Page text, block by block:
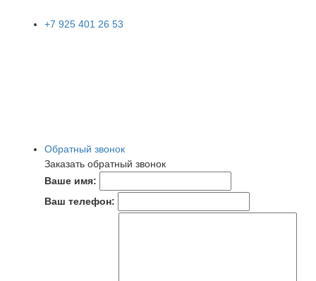
+7 925 401 26 53
Обратный звонок
Заказать обратный звонок
Ваше имя:
Ваш телефон: